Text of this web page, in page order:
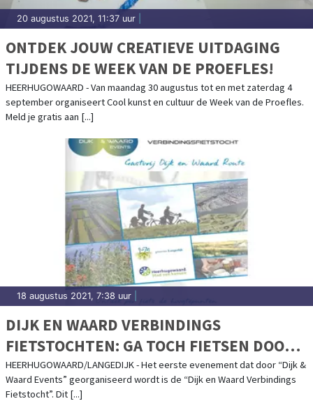
20 augustus 2021, 11:37 uur
ONTDEK JOUW CREATIEVE UITDAGING
TIJDENS DE WEEK VAN DE PROEFLES!
HEERHUGOWAARD - Van maandag 30 augustus tot en met zaterdag 4
september organiseert Cool kunst en cultuur de Week van de Proefles.
Meld je gratis aan [...]
18 augustus 2021, 7:38 uur
DIJK EN WAARD VERBINDINGS
FIETSTOCHTEN: GA TOCH FIETSEN DOOR
ONZE PRACHTIGE NIEUWE GEMEENTE
DIJK EN WAARD!
HEERHUGOWAARD/LANGEDIJK - Het eerste evenement dat door “Dijk &
Waard Events” georganiseerd wordt is de “Dijk en Waard Verbindings
Fietstocht”. Dit [...]